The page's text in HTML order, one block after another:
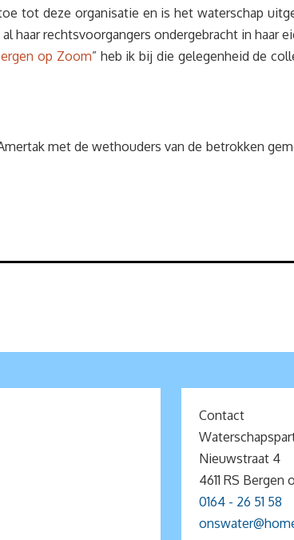
tot deze organisatie en is het waterschap
al haar rechtsvoorgangers ondergebracht in haar
op Zoom” heb ik bij die gelegenheid de
met de wethouders van de betrokken
Contact
Nieuwstraat 4
4611 RS Bergen
0164 - 26 51 58